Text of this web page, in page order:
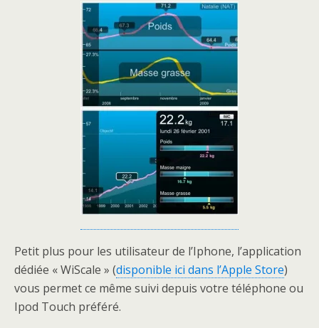
Petit plus pour les utilisateur de l’Iphone, l’application
dédiée « WiScale » (disponible ici dans l’Apple Store)
vous permet ce même suivi depuis votre téléphone ou
Ipod Touch préféré.